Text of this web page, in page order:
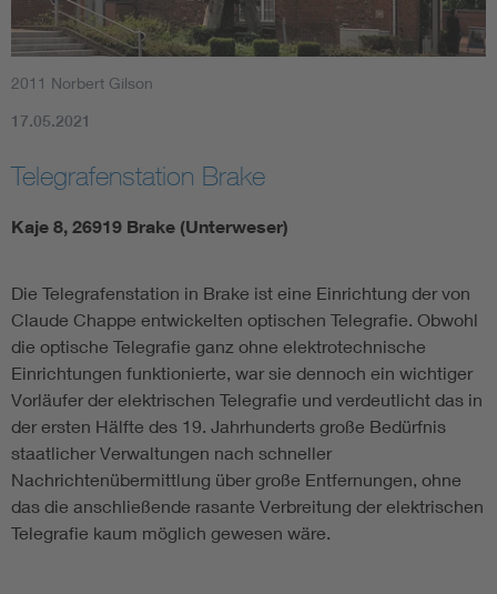
2011 Norbert Gilson
17.05.2021
Telegrafenstation Brake
Kaje 8, 26919 Brake (Unterweser)
Die Telegrafenstation in Brake ist eine Einrichtung der von
Claude Chappe entwickelten optischen Telegrafie. Obwohl
die optische Telegrafie ganz ohne elektrotechnische
Einrichtungen funktionierte, war sie dennoch ein wichtiger
Vorläufer der elektrischen Telegrafie und verdeutlicht das in
der ersten Hälfte des 19. Jahrhunderts große Bedürfnis
staatlicher Verwaltungen nach schneller
Nachrichtenübermittlung über große Entfernungen, ohne
das die anschließende rasante Verbreitung der elektrischen
Telegrafie kaum möglich gewesen wäre.